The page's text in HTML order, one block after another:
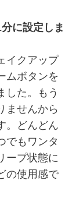
に設定しま
イクアップ
ムボタンを
した。もう
ませんから
。どんどん
でもワンタ
ープ状態に
の使用感で